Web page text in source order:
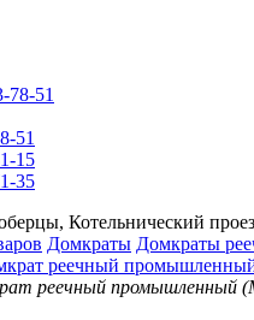
78-51
51
15
35
Котельнический
Домкраты Домкраты
реечный
реечный промышленный